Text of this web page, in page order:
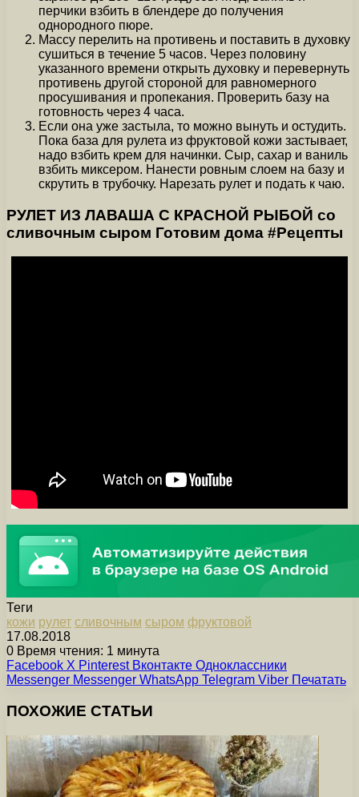
перчики взбить в блендере до получения
однородного пюре.
Массу перелить на противень и поставить в духовку
сушиться в течение 5 часов. Через половину
указанного времени открыть духовку и перевернуть
противень другой стороной для равномерного
просушивания и пропекания. Проверить базу на
готовность через 4 часа.
Если она уже застыла, то можно вынуть и остудить.
Пока база для рулета из фруктовой кожи застывает,
надо взбить крем для начинки. Сыр, сахар и ваниль
взбить миксером. Нанести ровным слоем на базу и
скрутить в трубочку. Нарезать рулет и подать к чаю.
РУЛЕТ ИЗ ЛАВАША С КРАСНОЙ РЫБОЙ со
сливочным сыром Готовим дома #Рецепты
Теги
кожи рулет сливочным сыром фруктовой
17.08.2018
0 Время чтения: 1 минута
Facebook X Pinterest Вконтакте Одноклассники
Messenger Messenger WhatsApp Telegram Viber Печатать
ПОХОЖИЕ СТАТЬИ